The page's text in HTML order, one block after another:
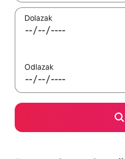
Dolazak
Odlazak